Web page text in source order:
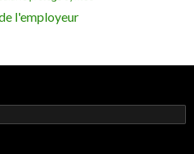
l'employeur